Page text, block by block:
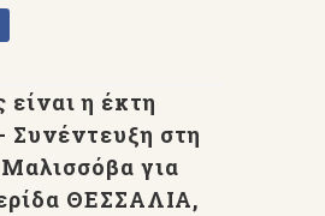
η έκτη
Συνέντευξη στη
για
ΘΕΣΣΑΛΙΑ,